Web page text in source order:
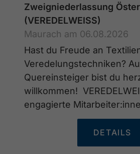
Zweigniederlassung
(VEREDELWEISS)
Maurach am 06.08.2026
Hast du Freude an
Veredelungstechniken?
Quereinsteiger bist du
willkommen!
engagierte
DETAILS